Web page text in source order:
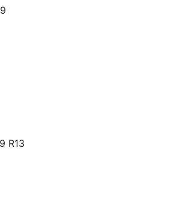
R13